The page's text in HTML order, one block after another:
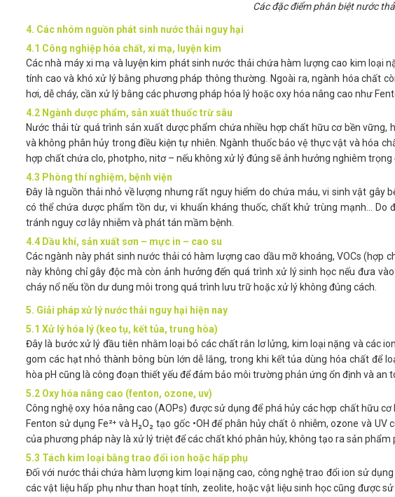
Các đặc điểm phân biệt nước
4. Các nhóm nguồn phát sinh nước thải nguy hại
4.1 Công nghiệp hóa chất, xi mạ, luyện kim
Các nhà máy xi mạ và luyện kim phát sinh nước thải chứa hàm lượng cao kim loại
tính cao và khó xử lý bằng phương pháp thông thường. Ngoài ra, ngành hóa chất
hơi, dễ cháy, cần xử lý bằng các phương pháp hóa lý hoặc oxy hóa nâng cao như
4.2 Ngành dược phẩm, sản xuất thuốc trừ sâu
Nước thải từ quá trình sản xuất dược phẩm chứa nhiều hợp chất hữu cơ bền vững,
và không phân hủy trong điều kiện tự nhiên. Ngành thuốc bảo vệ thực vật và hóa
hợp chất chứa clo, photpho, nitơ – nếu không xử lý đúng sẽ ảnh hưởng nghiêm
4.3 Phòng thí nghiệm, bệnh viện
Đây là nguồn thải nhỏ về lượng nhưng rất nguy hiểm do chứa máu, vi sinh vật gây
có thể chứa dược phẩm tồn dư, vi khuẩn kháng thuốc, chất khử trùng mạnh...
tránh nguy cơ lây nhiễm và phát tán mầm bệnh.
4.4 Dầu khí, sản xuất sơn – mực in – cao su
Các ngành này phát sinh nước thải có hàm lượng cao dầu mỡ khoáng, VOCs (hợp
này không chỉ gây độc mà còn ảnh hưởng đến quá trình xử lý sinh học nếu đưa
cháy nổ nếu tồn dư dung môi trong quá trình lưu trữ hoặc xử lý không đúng cách.
5. Giải pháp xử lý nước thải nguy hại hiện nay
5.1 Xử lý hóa lý (keo tụ, kết tủa, trung hòa)
Đây là bước xử lý đầu tiên nhằm loại bỏ các chất rắn lơ lửng, kim loại nặng và các
gom các hạt nhỏ thành bông bùn lớn dễ lắng, trong khi kết tủa dùng hóa chất để
hòa pH cũng là công đoạn thiết yếu để đảm bảo môi trường phản ứng ổn định và an
5.2 Oxy hóa nâng cao (fenton, ozone, uv)
Công nghệ oxy hóa nâng cao (AOPs) được sử dụng để phá hủy các hợp chất hữu
Fenton sử dụng Fe²⁺ và H₂O₂ tạo gốc •OH để phân hủy chất ô nhiễm, ozone và
của phương pháp này là xử lý triệt để các chất khó phân hủy, không tạo ra sản phẩm
5.3 Tách kim loại bằng trao đổi ion hoặc hấp phụ
Đối với nước thải chứa hàm lượng kim loại nặng cao, công nghệ trao đổi ion sử
các vật liệu hấp phụ như than hoạt tính, zeolite, hoặc vật liệu sinh học cũng được